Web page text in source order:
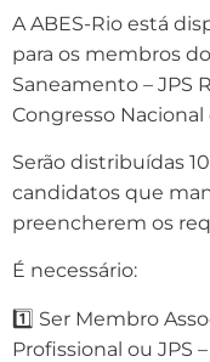
A ABES-Rio está
para os membros
Saneamento – JPS
Congresso Nacional
Serão distribuídas
candidatos que
preencherem os
É necessário:
1️⃣ Ser Membro
Profissional ou JPS